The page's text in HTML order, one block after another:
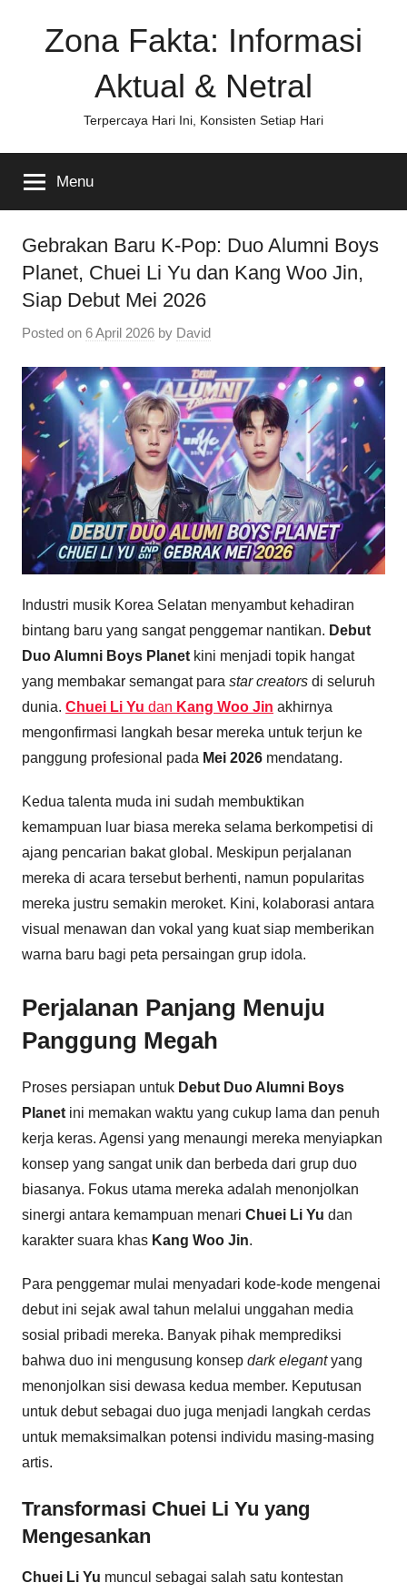
Zona Fakta: Informasi
Aktual & Netral
Terpercaya Hari Ini, Konsisten Setiap Hari
Menu
Gebrakan Baru K-Pop: Duo Alumni Boys
Planet, Chuei Li Yu dan Kang Woo Jin,
Siap Debut Mei 2026
Posted on 6 April 2026 by David
Industri musik Korea Selatan menyambut kehadiran
bintang baru yang sangat penggemar nantikan. Debut
Duo Alumni Boys Planetkini menjadi topik hangat
yang membakar semangat para star creators di seluruh
dunia. Chuei Li Yu dan Kang Woo Jin akhirnya
mengonfirmasi langkah besar mereka untuk terjun ke
panggung profesional pada Mei 2026 mendatang.
Kedua talenta muda ini sudah membuktikan
kemampuan luar biasa mereka selama berkompetisi di
ajang pencarian bakat global. Meskipun perjalanan
mereka di acara tersebut berhenti, namun popularitas
mereka justru semakin meroket. Kini, kolaborasi antara
visual menawan dan vokal yang kuat siap memberikan
warna baru bagi peta persaingan grup idola.
Perjalanan Panjang Menuju
Panggung Megah
Proses persiapan untuk Debut Duo Alumni Boys
Planet ini memakan waktu yang cukup lama dan penuh
kerja keras. Agensi yang menaungi mereka menyiapkan
konsep yang sangat unik dan berbeda dari grup duo
biasanya. Fokus utama mereka adalah menonjolkan
sinergi antara kemampuan menari Chuei Li Yu dan
karakter suara khas Kang Woo Jin.
Para penggemar mulai menyadari kode-kode mengenai
debut ini sejak awal tahun melalui unggahan media
sosial pribadi mereka. Banyak pihak memprediksi
bahwa duo ini mengusung konsep dark elegantyang
menonjolkan sisi dewasa kedua member. Keputusan
untuk debut sebagai duo juga menjadi langkah cerdas
untuk memaksimalkan potensi individu masing-masing
artis.
Transformasi Chuei Li Yu yang
Mengesankan
Chuei Li Yu muncul sebagai salah satu kontestan